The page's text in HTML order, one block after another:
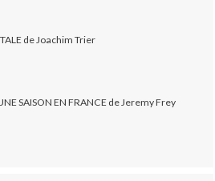
de Joachim Trier
SAISON EN FRANCE de Jeremy Frey